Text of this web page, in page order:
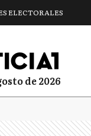
ELECTORALES
de 2026